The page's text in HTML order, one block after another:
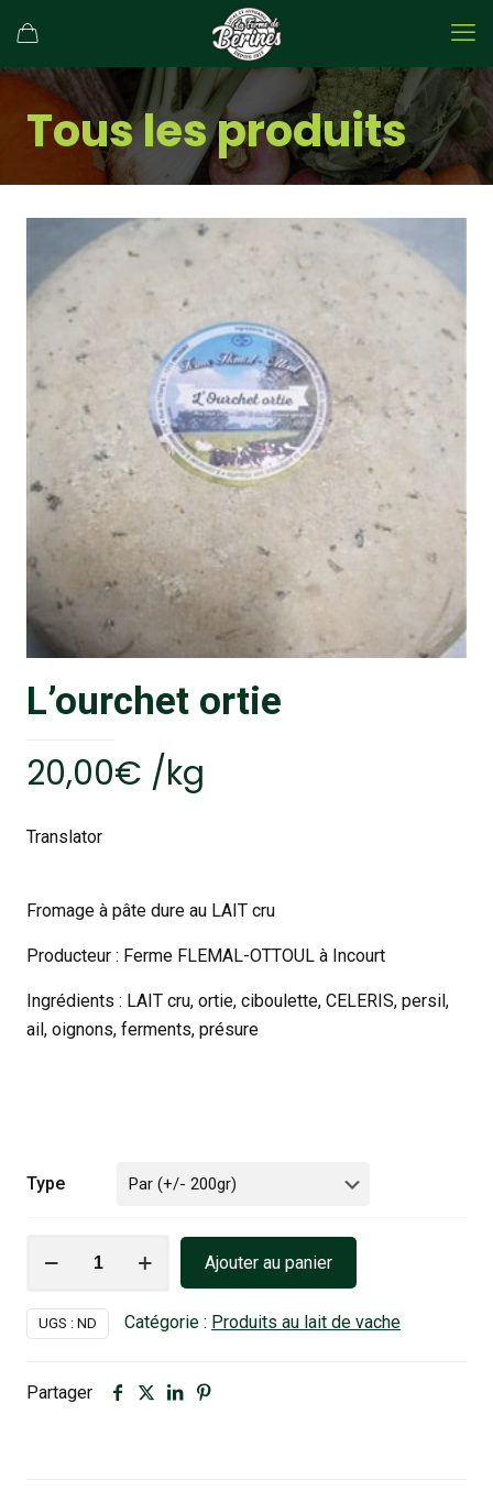
Tous les produits
L’ourchet ortie
20,00€ /kg
Translator
Fromage à pâte dure au LAIT cru
Producteur : Ferme FLEMAL-OTTOUL à Incourt
Ingrédients : LAIT cru, ortie, ciboulette, CELERIS, persil,
ail, oignons, ferments, présure
Type
L'ourchet
ortie
Ajouter au panier
UGS : ND Catégorie : Produits au lait de vache
Partager